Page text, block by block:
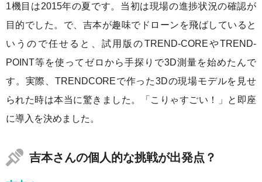
1機目は2015年の夏です。当初は現場の進捗状況の確認が
目的でした。で、吉本が趣味でドローンを飛ばしていると
いうので任せると、試用版のTREND-COREやTREND-
POINT等を使ってゼロから手探りで3D測量を始めたんで
す。実際、TRENDCOREで作った3Dの現場モデルを見せ
られた時は本当に驚きました。「こりゃすごい！」と即座
に導入を決めました。
吉本さんの個人的な挑戦が出発点？